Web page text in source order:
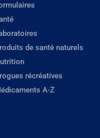
de santé naturels
récréatives
A-Z